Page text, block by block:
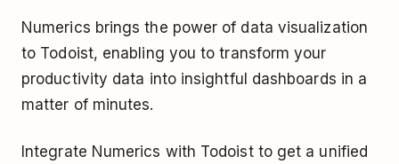
Numerics brings the power of data visualization
to Todoist, enabling you to transform your
productivity data into insightful dashboards in a
matter of minutes.
Integrate Numerics with Todoist to get a unified